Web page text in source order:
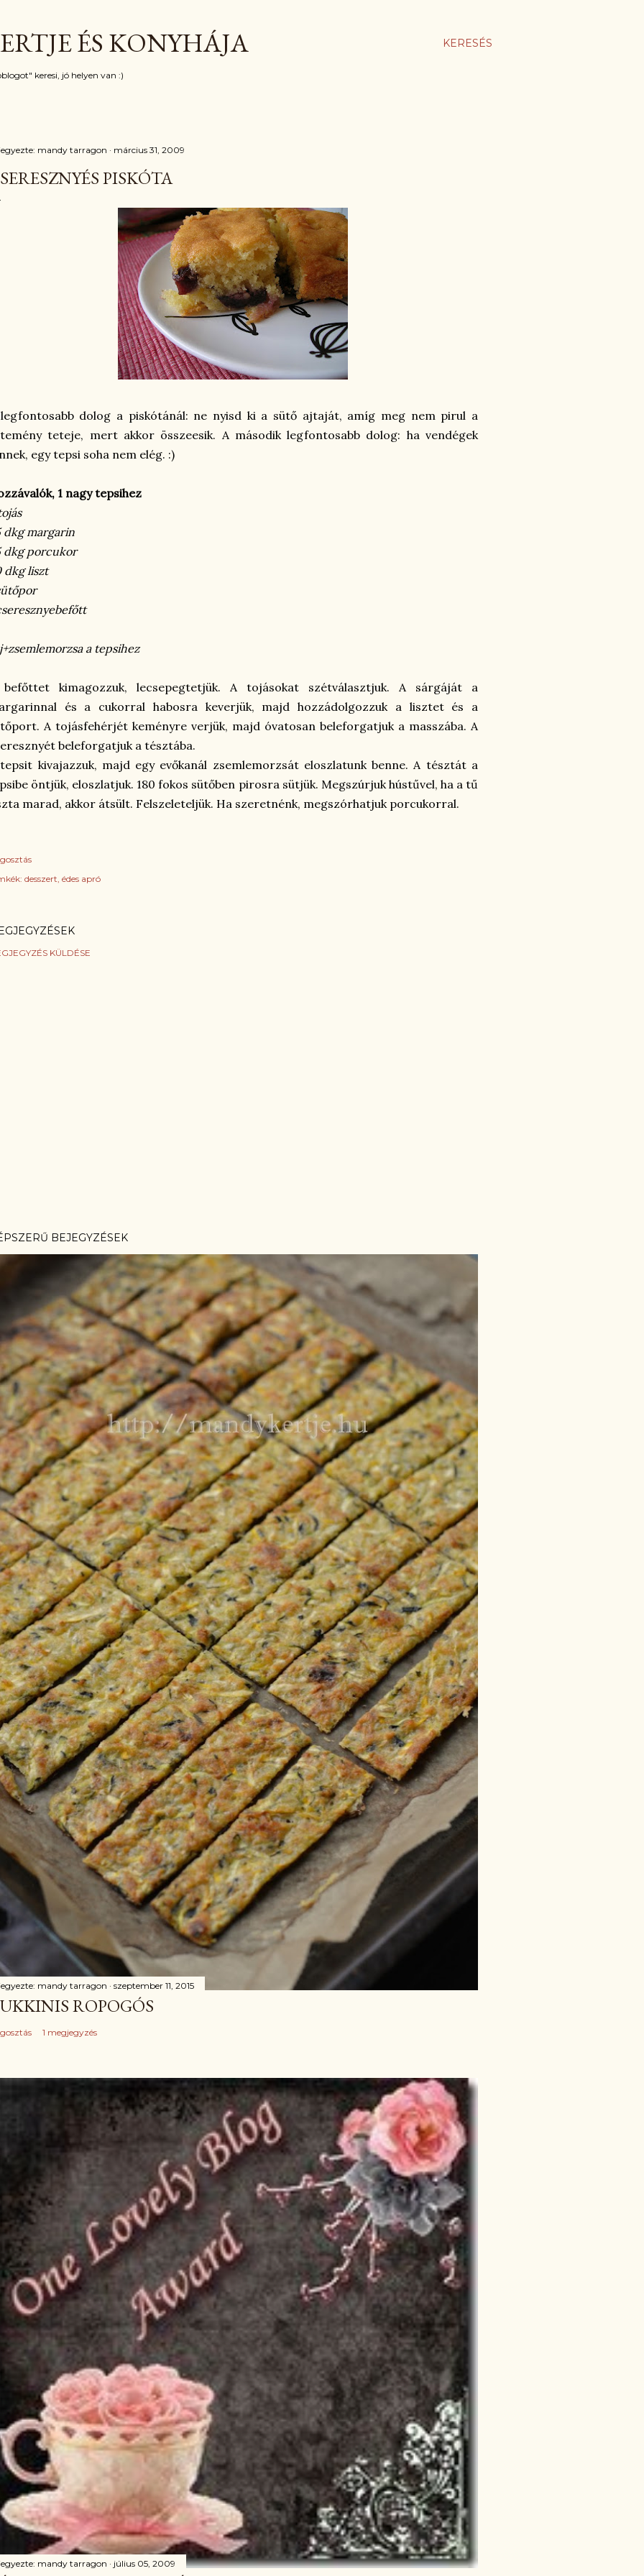
KERESÉS
ÉS KONYHÁJA
keresi, jó helyen van :)
mandy tarragon március 31, 2009
PISKÓTA
dolog a piskótánál: ne nyisd ki a sütő ajtaját, amíg meg nem pirul a
teteje, mert akkor összeesik. A második legfontosabb dolog: ha vendégek
egy tepsi soha nem elég. :)
1 nagy tepsihez
dkg margarin
dkg porcukor
dkg liszt
a tepsihez
kimagozzuk, lecsepegtetjük. A tojásokat szétválasztjuk. A sárgáját a
és a cukorral habosra keverjük, majd hozzádolgozzuk a lisztet és a
A tojásfehérjét keményre verjük, majd óvatosan beleforgatjuk a masszába. A
beleforgatjuk a tésztába.
kivajazzuk, majd egy evőkanál zsemlemorzsát eloszlatunk benne. A tésztát a
öntjük, eloszlatjuk. 180 fokos sütőben pirosra sütjük. Megszúrjuk hústűvel, ha a tű
marad, akkor átsült. Felszeleteljük. Ha szeretnénk, megszórhatjuk porcukorral.
desszert édes apró
KÜLDÉSE
BEJEGYZÉSEK
mandy tarragon szeptember 11, 2015
ROPOGÓS
1 megjegyzés
mandy tarragon július 05, 2009